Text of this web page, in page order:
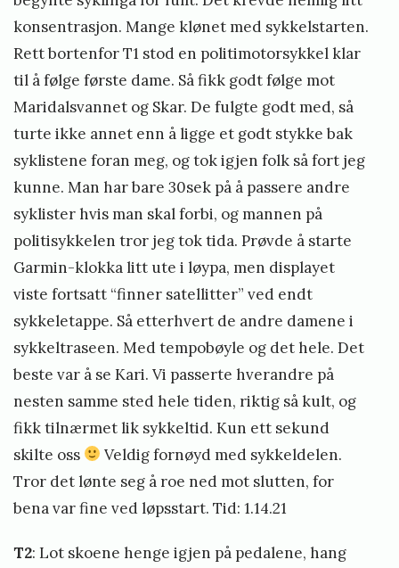
konsentrasjon. Mange klønet med sykkelstarten.
Rett bortenfor T1 stod en politimotorsykkel klar
til å følge første dame. Så fikk godt følge mot
Maridalsvannet og Skar. De fulgte godt med, så
turte ikke annet enn å ligge et godt stykke bak
syklistene foran meg, og tok igjen folk så fort jeg
kunne. Man har bare 30sek på å passere andre
syklister hvis man skal forbi, og mannen på
politisykkelen tror jeg tok tida. Prøvde å starte
Garmin-klokka litt ute i løypa, men displayet
viste fortsatt “finner satellitter” ved endt
sykkeletappe. Så etterhvert de andre damene i
sykkeltraseen. Med tempobøyle og det hele. Det
beste var å se Kari. Vi passerte hverandre på
nesten samme sted hele tiden, riktig så kult, og
fikk tilnærmet lik sykkeltid. Kun ett sekund
skilte oss
Veldig fornøyd med sykkeldelen.
Tror det lønte seg å roe ned mot slutten, for
bena var fine ved løpsstart. Tid: 1.14.21
T2: Lot skoene henge igjen på pedalene, hang